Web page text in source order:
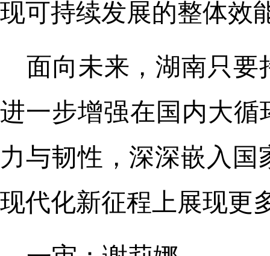
现可持续发展的整体效
面向未来，湖南只要
进一步增强在国内大循
力与韧性，深深嵌入
现代化新征程上展现更